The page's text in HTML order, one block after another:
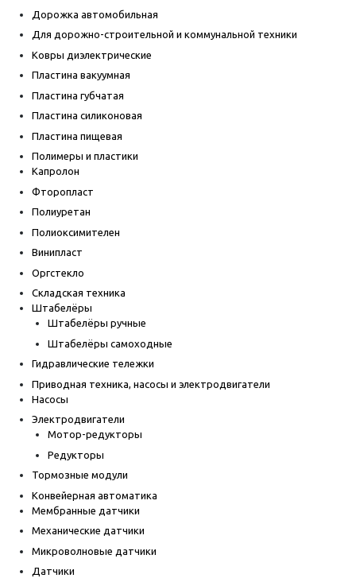
Дорожка автомобильная
Для дорожно-строительной и коммунальной техники
Ковры диэлектрические
Пластина вакуумная
Пластина губчатая
Пластина силиконовая
Пластина пищевая
Полимеры и пластики
Капролон
Фторопласт
Полиуретан
Полиоксимителен
Винипласт
Оргстекло
Складская техника
Штабелёры
Штабелёры ручные
Штабелёры самоходные
Гидравлические тележки
Приводная техника, насосы и электродвигатели
Насосы
Электродвигатели
Мотор-редукторы
Редукторы
Тормозные модули
Конвейерная автоматика
Мембранные датчики
Механические датчики
Микроволновые датчики
Датчики